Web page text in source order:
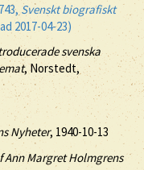
Svenskt biografiskt
2017-04-23)
svenska
, Norstedt,
Nyheter, 1940-10-13
Margret Holmgrens